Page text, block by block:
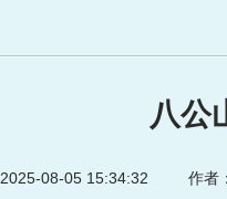
八公
2025-08-05 15:34:32 作者